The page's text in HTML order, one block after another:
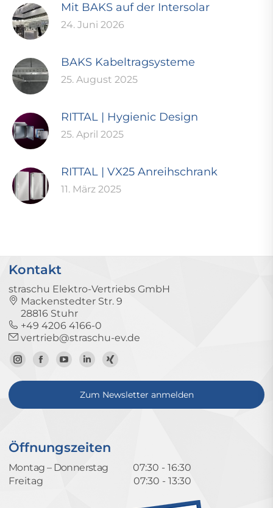
Mit BAKS auf der Intersolar
24. Juni 2026
BAKS Kabeltragsysteme
25. August 2025
RITTAL | Hygienic Design
25. April 2025
RITTAL | VX25 Anreihschrank
11. März 2025
Kontakt
straschu Elektro-Vertriebs GmbH
Mackenstedter Str. 9
28816 Stuhr
+49 4206 4166-0
vertrieb@straschu-ev.de
Zum
Instagram-
Zur
Facebook-
Zum
YouTube-
Kanal
Zum
LinkedIn-
Profil
Zum
Xing-
Profil
Zum Newsletter anmelden
Öffnungszeiten
Montag – Donnerstag
07:30 - 16:30
Freitag
07:30 - 13:30